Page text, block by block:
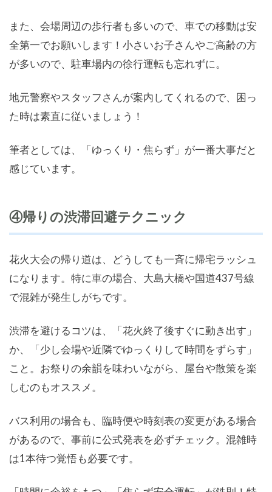
また、会場周辺の歩行者も多いので、車での移動は安
全第一でお願いします！小さいお子さんやご高齢の方
が多いので、駐車場内の徐行運転も忘れずに。
地元警察やスタッフさんが案内してくれるので、困っ
た時は素直に従いましょう！
筆者としては、「ゆっくり・焦らず」が一番大事だと
感じています。
④帰りの渋滞回避テクニック
花火大会の帰り道は、どうしても一斉に帰宅ラッシュ
になります。特に車の場合、大島大橋や国道437号線
で混雑が発生しがちです。
渋滞を避けるコツは、「花火終了後すぐに動き出す」
か、「少し会場や近隣でゆっくりして時間をずらす」
こと。お祭りの余韻を味わいながら、屋台や散策を楽
しむのもオススメ。
バス利用の場合も、臨時便や時刻表の変更がある場合
があるので、事前に公式発表を必ずチェック。混雑時
は1本待つ覚悟も必要です。